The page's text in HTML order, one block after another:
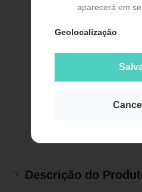
aparecerá em
Geolocalização
Descrição do